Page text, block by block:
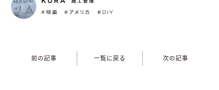
前の記事 一覧に戻る 次の記事